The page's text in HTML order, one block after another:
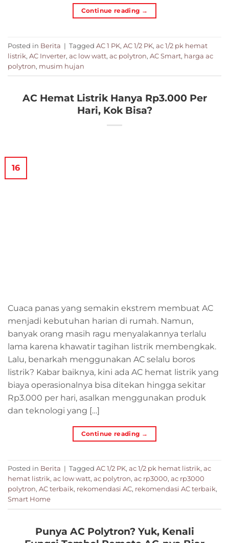
Continue reading →
Posted in Berita | Tagged AC 1 PK, AC 1/2 PK, ac 1/2 pk hemat
listrik, AC Inverter, ac low watt, ac polytron, AC Smart, harga ac
polytron, musim hujan
AC Hemat Listrik Hanya Rp3.000 Per
Hari, Kok Bisa?
16
Cuaca panas yang semakin ekstrem membuat AC
menjadi kebutuhan harian di rumah. Namun,
banyak orang masih ragu menyalakannya terlalu
lama karena khawatir tagihan listrik membengkak.
Lalu, benarkah menggunakan AC selalu boros
listrik? Kabar baiknya, kini ada AC hemat listrik yang
biaya operasionalnya bisa ditekan hingga sekitar
Rp3.000 per hari, asalkan menggunakan produk
dan teknologi yang […]
Continue reading →
Posted in Berita | Tagged AC 1/2 PK, ac 1/2 pk hemat listrik, ac
hemat listrik, ac low watt, ac polytron, ac rp3000, ac rp3000
polytron, AC terbaik, rekomendasi AC, rekomendasi AC terbaik,
Smart Home
Punya AC Polytron? Yuk, Kenali